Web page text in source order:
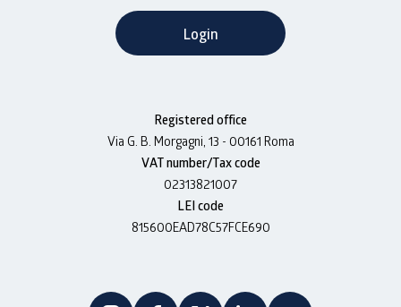
Login
Registered office
Via G. B. Morgagni, 13 - 00161 Roma
VAT number/Tax code
02313821007
LEI code
815600EAD78C57FCE690